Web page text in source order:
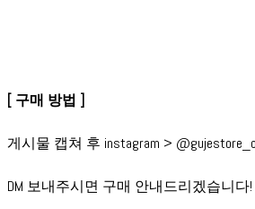
[ 구매 방법 ]
게시물 캡쳐 후 instagram >
DM 보내주시면 구매 안내드리겠습니다!